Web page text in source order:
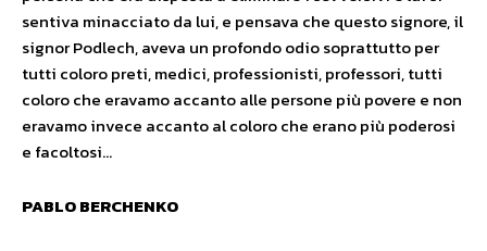
sentiva minacciato da lui, e pensava che questo signore, il
signor Podlech, aveva un profondo odio soprattutto per
tutti coloro preti, medici, professionisti, professori, tutti
coloro che eravamo accanto alle persone più povere e non
eravamo invece accanto al coloro che erano più poderosi
e facoltosi…
PABLO BERCHENKO